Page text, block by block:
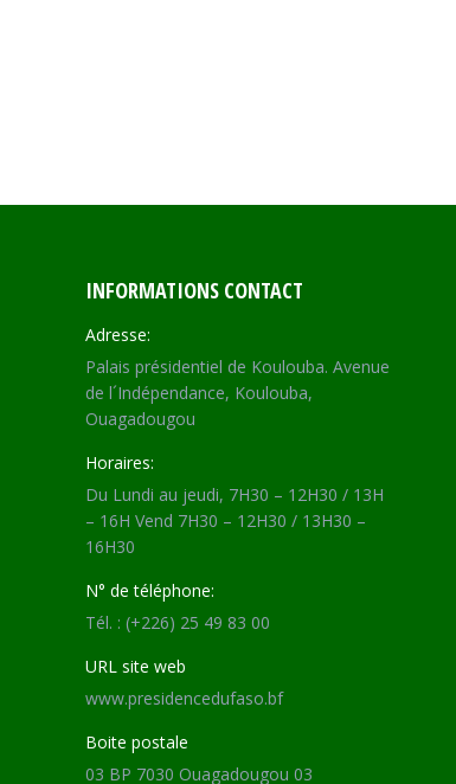
INFORMATIONS CONTACT
Adresse:
Palais présidentiel de Koulouba. Avenue
de l´Indépendance, Koulouba,
Ouagadougou
Horaires:
Du Lundi au jeudi, 7H30 – 12H30 / 13H
– 16H Vend 7H30 – 12H30 / 13H30 –
16H30
N° de téléphone:
Tél. : (+226) 25 49 83 00
URL site web
www.presidencedufaso.bf
Boite postale
03 BP 7030 Ouagadougou 03